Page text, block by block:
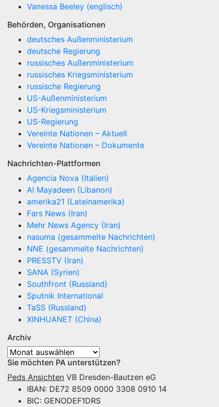
Vanessa Beeley (englisch)
Behörden, Organisationen
deutsches Außenministerium
deutsche Regierung
russisches Außenministerium
russisches Kriegsministerium
russische Regierung
US-Außenministerium
US-Kriegsministerium
US-Regierung
Vereinte Nationen – Aktuell
Vereinte Nationen – Dokumente
Nachrichten-Plattformen
Agencia Nova (Italien)
Al Mayadeen (Libanon)
amerika21 (Lateinamerika)
Fars News (Iran)
Mehr News Agency (Iran)
nasuma (gesammelte Nachrichten)
NNE (gesammelte Nachrichten)
PRESSTV (Iran)
SANA (Syrien)
Southfront (Russland)
Sputnik International
TaSS (Russland)
XINHUANET (China)
Archiv
Archiv
Sie möchten PA unterstützen?
Peds Ansichten VB Dresden-Bautzen eG
IBAN: DE72 8509 0000 3308 0910 14
BIC: GENODEF1DRS